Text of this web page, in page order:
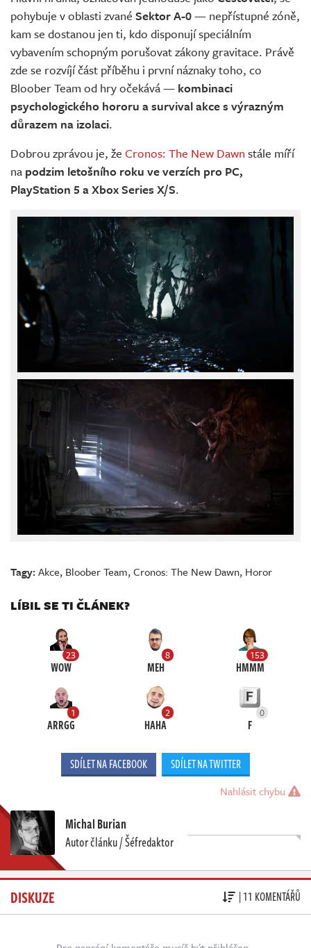
pohybuje v oblasti zvané Sektor A-0— nepřístupné zóně,
kam se dostanou jen ti, kdo disponují speciálním
vybavením schopným porušovat zákony gravitace. Právě
zde se rozvíjí část příběhu i první náznaky toho, co
Bloober Team od hry očekává — kombinaci
psychologického hororu a survival akce s výrazným
důrazem na izolaci.
Dobrou zprávou je, že Cronos: The New Dawn stále míří
na podzim letošního roku ve verzích pro PC,
PlayStation 5 a Xbox Series X/S.
Tagy:Akce, Bloober Team,Cronos: The New Dawn, Horor
LÍBIL SE TI ČLÁNEK?
23
WOW
8
MEH
153
HMMM
1
ARRGG
2
HAHA
0
F
SDÍLET NA FACEBOOK SDÍLET NA TWITTER
Nahlásit chybu
Michal Burian
Autor článku / Šéfredaktor
DISKUZE | 11 KOMENTÁŘŮ